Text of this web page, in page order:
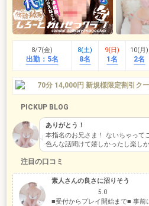
8/7(金)
出勤： 5名
8(土)
8名
9(日)
1名
10(月)
2名
70分 14,000円 新規様限定割引ク
PICKUP BLOG
ありがとう！
本指名のお兄さま！ ないちゃって
色んな話聞けて嬉しかったし楽し
がとう😭😭
注目の口コミ
素人さんの良さに沼りそう
5.0
■受付からプレイ開始まで■ 事前